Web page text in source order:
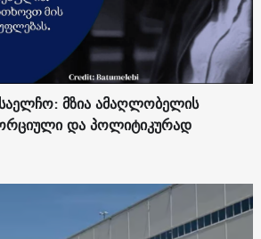
მზია ამაღლობელის
და პოლიტიკურად